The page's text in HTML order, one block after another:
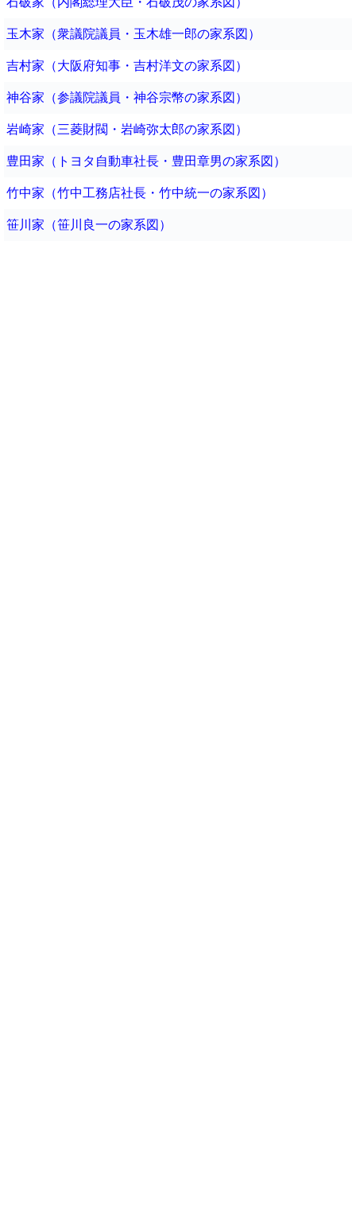
玉木家（衆議院議員・玉木雄一郎の家系図）
吉村家（大阪府知事・吉村洋文の家系図）
神谷家（参議院議員・神谷宗幣の家系図）
岩崎家（三菱財閥・岩崎弥太郎の家系図）
豊田家（トヨタ自動車社長・豊田章男の家系図）
竹中家（竹中工務店社長・竹中統一の家系図）
笹川家（笹川良一の家系図）